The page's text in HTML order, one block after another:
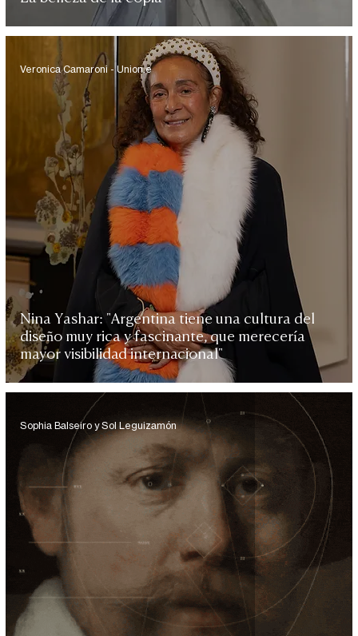
Nina Yashar: "Argentina tiene una cultura del
diseño muy rica y fascinante, que merecería
mayor visibilidad internacional"
Veronica Camaroni - Union.e
Sophia Balseiro y Sol Leguizamón